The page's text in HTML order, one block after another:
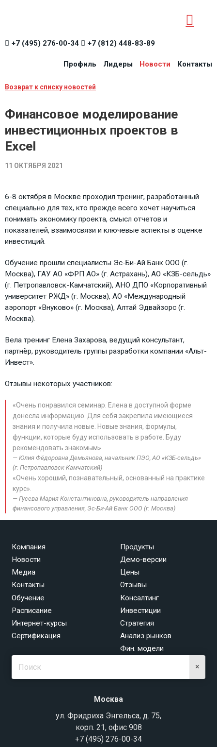
+7 (495) 276-00-34 +7 (812) 448-83-89
Профиль Лидеры Новости Контакты
Возврат к списку новостей
Финансовое моделирование
инвестиционных проектов в
Excel
11 ОКТЯБРЯ 2021
6-8 октября в Москве проходил тренинг, разработанный
специально для тех, кто прежде всего хочет научиться
понимать экономику проекта, смысл отчетов и
показателей, взаимосвязи и ключевые аспекты в оценке
инвестиций.
Обучение прошли специалисты Эс-Би-Ай Банк ООО (г.
Москва), ГАУ АО «ФРП АО» (г. Астрахань), АО «КЗБ-сельдь»
(г. Петропавловск-Камчатский), АНО ДПО «Корпоративный
университет РЖД» (г. Москва), АО «Международный
аэропорт «Внуково» (г. Москва), Алтай Эдвайзорс (г.
Москва).
Вела тренинг Елена Захарова, ведущий консультант,
партнёр, руководитель группы разработки компании «Альт-
Инвест».
Отзывы некоторых участников:
«Очень понравился семинар. Елена в доступной форме
донесла информацию. Для себя закрепила имеющиеся
знания и получила новые. Новые знания, формулы,
функции, которые буду использовать в работе. Буду
рекомендовать знакомым».
Юлия Фёдоровна Демьянова, начальник ПЭО, АО «КЗБ-сельдь»
(г. Петропавловск-Камчатский)
«Очень хороший, познавательный, основанный на практике
курс».
Гусева Мария Константиновна, руководитель направления
финансового управления, Эс-Би-Ай Банк ООО (г. Москва)
Компания
Новости
Медиа
Контакты
Продукты
Демо-версии
Цены
Отзывы
Обучение
Расписание
Интернет-курсы
Сертификация
Консалтинг
Инвестиции
Стратегия
Анализ рынков
Фин. модели
×
Москва
ул. Фридриха Энгельса, д. 75,
корп. 21, офис 908
+7 (495) 276-00-34